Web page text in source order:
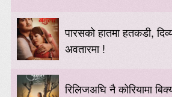
पारसको हातमा हतकडी,
अवतारमा !
रिलिजअघि नै कोरियामा